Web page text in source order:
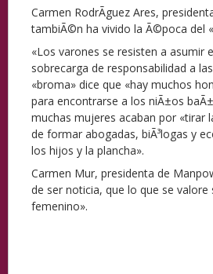
Carmen RodrÃ­guez Ares,
tambiÃ©n ha vivido la Ã©poca del
«Los varones se resisten a asumir
sobrecarga de responsabilidad a
«broma» dice que «hay muchos
para encontrarse a los niÃ±os
muchas mujeres acaban por «tirar
de formar abogadas, biÃ³logas y
los hijos y la plancha».
Carmen Mur, presidenta de
de ser noticia, que lo que se
femenino».